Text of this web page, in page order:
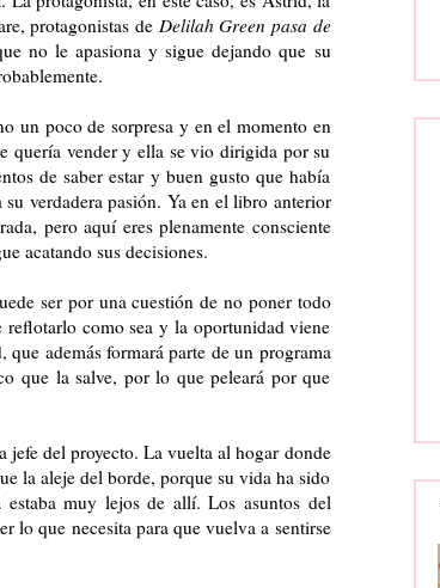
protagonistas de Delilah Green pasa de
no le apasiona y sigue dejando que su
un poco de sorpresa y en el momento en
quería vender y ella se vio dirigida por su
de saber estar y buen gusto que había
verdadera pasión. Ya en el libro anterior
pero aquí eres plenamente consciente
acatando sus decisiones.
ser por una cuestión de no poner todo
reflotarlo como sea y la oportunidad viene
además formará parte de un programa
que la salve, por lo que peleará por que
jefe del proyecto. La vuelta al hogar donde
la aleje del borde, porque su vida ha sido
muy lejos de allí. Los asuntos del
lo que necesita para que vuelva a sentirse